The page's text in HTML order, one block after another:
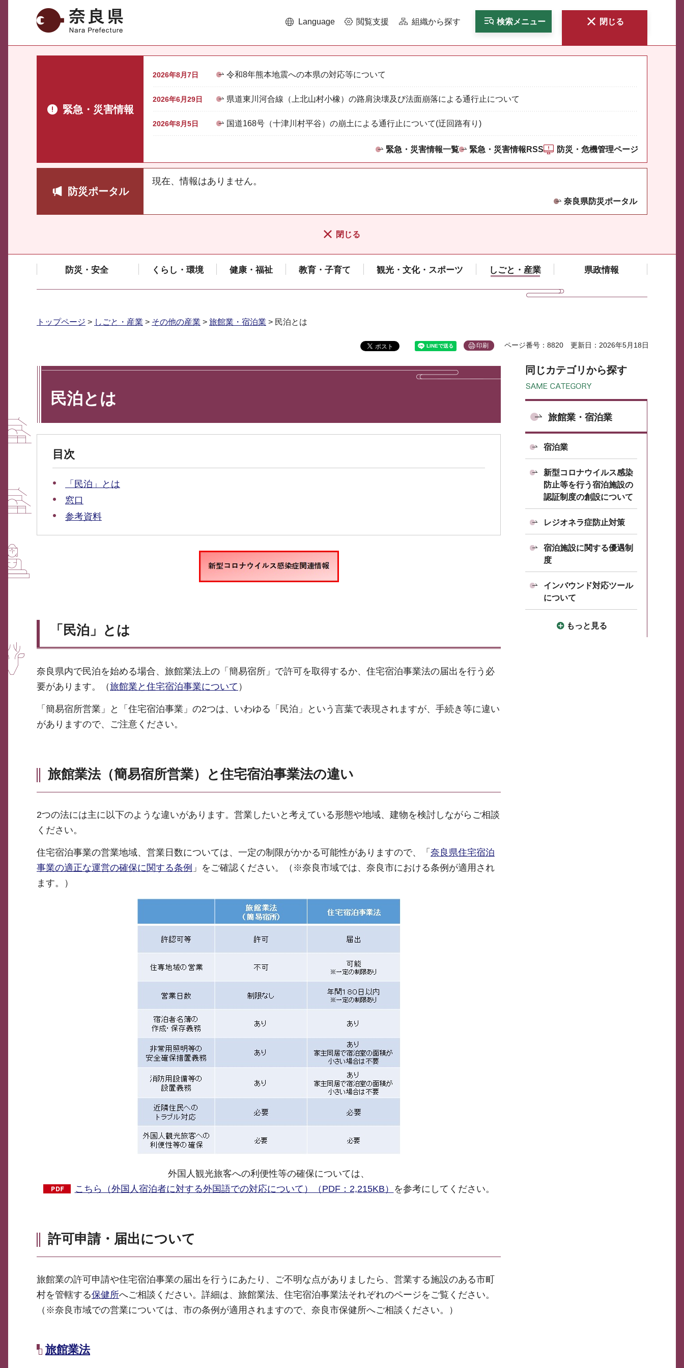
奈良県 Language 閲覧支援 組織から探す 検索メニュー 閉じる
緊急・災害情報
2026年8月7日 令和8年熊本地震への本県の対応等について
2026年6月29日 県道東川河合線（上北山村小橡）の路肩決壊及び法面崩落による通行止について
2026年8月5日 国道168号（十津川村平谷）の崩土による通行止について(迂回路有り)
緊急・災害情報一覧 緊急・災害情報RSS 防災・危機管理ページ
防災ポータル
現在、情報はありません。
奈良県防災ポータル
閉じる
防災・安全 くらし・環境 健康・福祉 教育・子育て 観光・文化・スポーツ しごと・産業 県政情報
トップページ > しごと・産業 > その他の産業 > 旅館業・宿泊業 > 民泊とは
印刷 ページ番号：8820 更新日：2026年5月18日
民泊とは
目次
「民泊」とは
窓口
参考資料
「民泊」とは
奈良県内で民泊を始める場合、旅館業法上の「簡易宿所」で許可を取得するか、住宅宿泊事業法の届出を行う必
要があります。（旅館業と住宅宿泊事業について ）
「簡易宿所営業」と「住宅宿泊事業」の2つは、いわゆる「民泊」という言葉で表現されますが、手続き等に違い
がありますので、ご注意ください。
旅館業法（簡易宿所営業）と住宅宿泊事業法の違い
2つの法には主に以下のような違いがあります。営業したいと考えている形態や地域、建物を検討しながらご相談
ください。
住宅宿泊事業の営業地域、営業日数については、一定の制限がかかる可能性がありますので、「 奈良県住宅宿泊
事業の適正な運営の確保に関する条例 」をご確認ください。（※奈良市域では、奈良市における条例が適用され
ます。）
外国人観光旅客への利便性等の確保については、
こちら（外国人宿泊者に対する外国語での対応について）（PDF：2,215KB）
を参考にしてください。
許可申請・届出について
旅館業の許可申請や住宅宿泊事業の届出を行うにあたり、ご不明な点がありましたら、営業する施設のある市町
村を管轄する保健所へご相談ください。詳細は、旅館業法、住宅宿泊事業法それぞれのページをご覧ください。
（※奈良市域での営業については、市の条例が適用されますので、奈良市保健所へご相談ください。）
旅館業法
同じカテゴリから探す
旅館業・宿泊業
宿泊業
新型コロナウイルス感染
防止等を行う宿泊施設の
認証制度の創設について
レジオネラ症防止対策
宿泊施設に関する優遇制
度
インバウンド対応ツール
について
もっと見る